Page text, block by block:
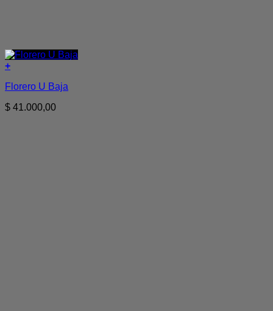
+
Florero U Baja
$ 41.000,00